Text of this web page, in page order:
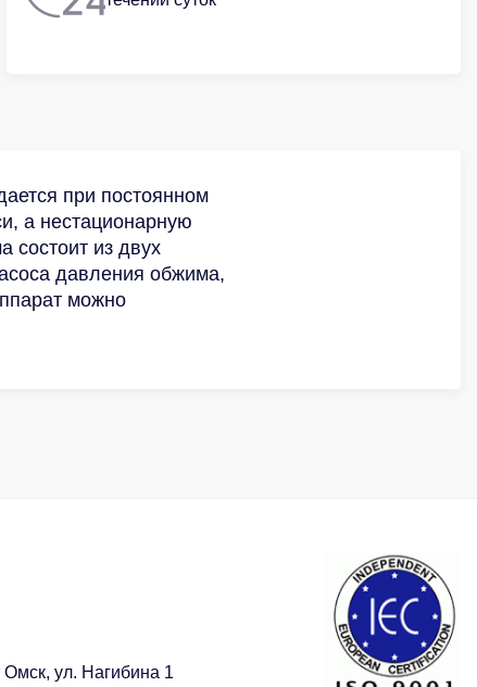
при постоянном
а нестационарную
состоит из двух
давления обжима,
можно
Омск, ул. Нагибина 1